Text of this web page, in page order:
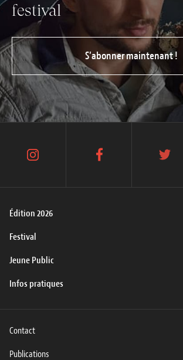
festival
S’abonner maintenant !
Édition 2026
Festival
Jeune Public
Infos pratiques
instagram facebook twitter
Contact
Publications